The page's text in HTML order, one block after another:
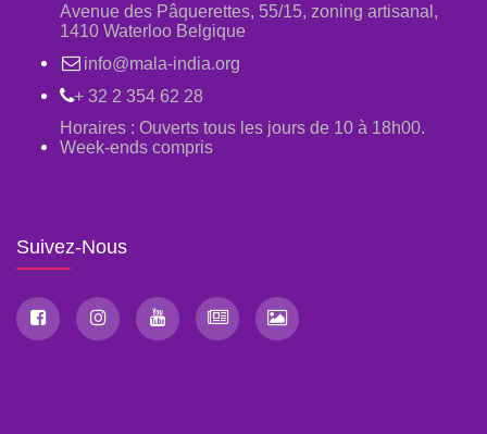
Avenue des Pâquerettes, 55/15, zoning artisanal,
1410 Waterloo Belgique
info@mala-india.org
+ 32 2 354 62 28
Horaires : Ouverts tous les jours de 10 à 18h00.
Week-ends compris
Suivez-Nous